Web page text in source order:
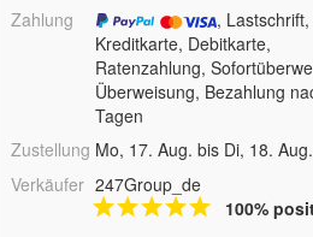
Zahlung
, Lastschrift,
Kreditkarte, Debitkarte,
Ratenzahlung,
Überweisung, Bezahlung
Tagen
Zustellung Mo, 17. Aug. bis Di, 18. Aug.
Verkäufer 247Group_de
100%